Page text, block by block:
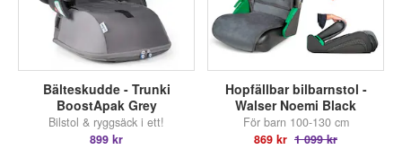
Bälteskudde - Trunki
BoostApak Grey
Bilstol & ryggsäck i ett!
899 kr
Hopfällbar bilbarnstol -
Walser Noemi Black
För barn 100-130 cm
869 kr 1 099 kr